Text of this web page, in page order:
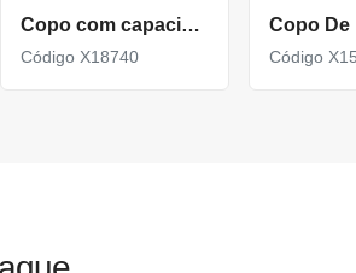
Copo com capacidade de 450ML feito em fibra de bambu X18740
Código X18740 Código